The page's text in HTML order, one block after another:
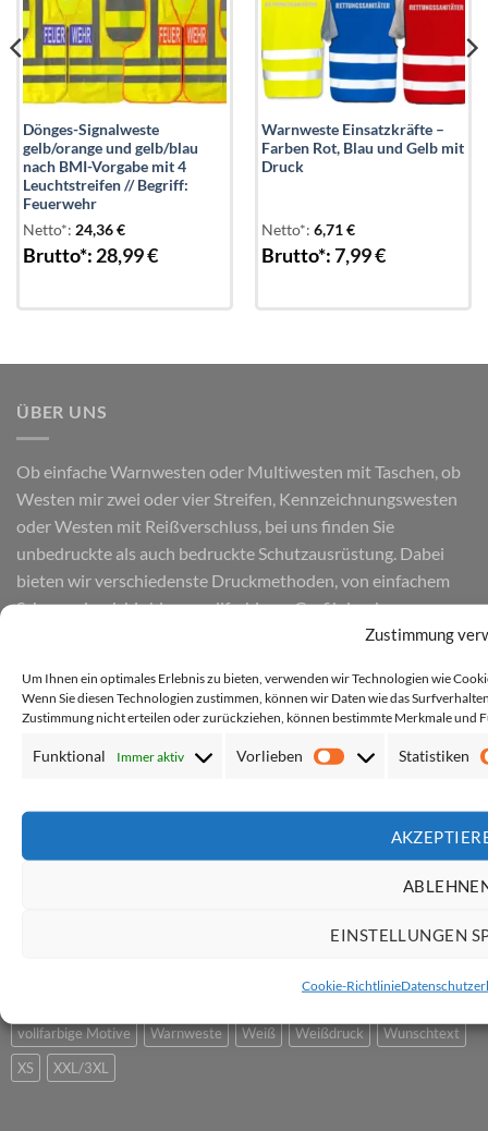
Zustimmung
Um Ihnen ein optimales Erlebnis zu bieten, verwenden wir Technologien wie
Wenn Sie diesen Technologien zustimmen, können wir Daten wie das
Zustimmung nicht erteilen oder zurückziehen, können bestimmte Merkmale und
Funktional Immer aktiv Vorlieben
Vorlieben
Statistiken
EINSTELLUNGEN
Cookie-Richtlinie
Dönges-Signalweste
gelb/orange und gelb/blau
nach BMI-Vorgabe mit 4
Leuchtstreifen // Begriff:
Feuerwehr
Netto*: 24,36€
Brutto*: 28,99€
Warnweste Einsatzkräfte –
Farben Rot, Blau und Gelb mit
Druck
Netto*: 6,71€
Brutto*:7,99€
ÜBER UNS
Ob einfache Warnwesten oder Multiwesten mit Taschen, ob
Westen mir zwei oder vier Streifen, Kennzeichnungswesten
oder Westen mit Reißverschluss, bei uns finden Sie
unbedruckte als auch bedruckte Schutzausrüstung. Dabei
bieten wir verschiedenste Druckmethoden, von einfachem
Schwarzdruck bis hin zu vollfarbigem Grafikdruck.
Vertrag widerrufen
HÄUFIGE SUCHEN
5XL
Gelb
Grün individuell Kinder L/XL Logo
Magenta
Orange
Premium-Line
Team Text
Unbedruckt
vollfarbige Motive
Warnweste Weiß Weißdruck
Wunschtext
XS
XXL/3XL